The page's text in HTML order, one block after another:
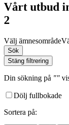
Vårt utbud
2
Välj ämnesområde
Sök
Stäng filtrering
Din sökning på ""
Dölj fullbokade
Sortera på: